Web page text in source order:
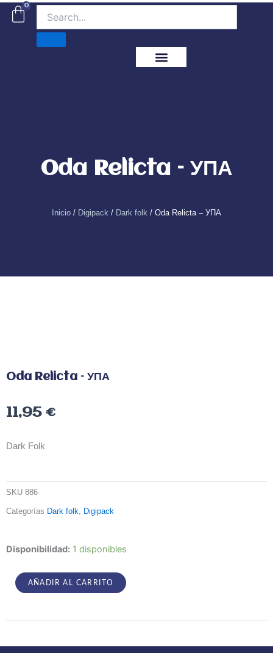
contenido
0
Carrito
Oda Relicta – УПА
Inicio / Digipack / Dark folk / Oda Relicta – УПА
Oda Relicta – УПА
11,95 €
Dark Folk
SKU 886
Categorías Dark folk, Digipack
Disponibilidad: 1 disponibles
Oda
УПА
cantidad
AÑADIR AL CARRITO